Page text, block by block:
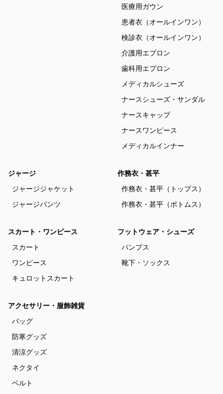
医療用ガウン
患者衣（オールインワン）
検診衣（オールインワン）
介護用エプロン
歯科用エプロン
メディカルシューズ
ナースシューズ・サンダル
ナースキャップ
ナースワンピース
メディカルインナー
ジャージ
ジャージジャケット
ジャージパンツ
作務衣・甚平
作務衣・甚平（トップス）
作務衣・甚平（ボトムス）
スカート・ワンピース
スカート
ワンピース
キュロットスカート
フットウェア・シューズ
パンプス
靴下・ソックス
アクセサリー・服飾雑貨
バッグ
防寒グッズ
清涼グッズ
ネクタイ
ベルト